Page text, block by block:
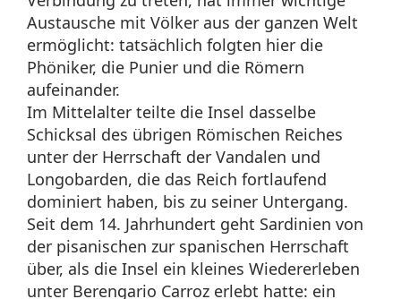
Austausche mit Völker aus der ganzen Welt
ermöglicht: tatsächlich folgten hier die
Phöniker, die Punier und die Römern
aufeinander.
Im Mittelalter teilte die Insel dasselbe
Schicksal des übrigen Römischen Reiches
unter der Herrschaft der Vandalen und
Longobarden, die das Reich fortlaufend
dominiert haben, bis zu seiner Untergang.
Seit dem 14. Jahrhundert geht Sardinien von
der pisanischen zur spanischen Herrschaft
über, als die Insel ein kleines Wiedererleben
unter Berengario Carroz erlebt hatte: ein